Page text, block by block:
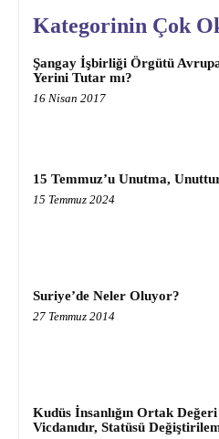
Kategorinin Çok
Şangay İşbirliği Örgütü
Yerini Tutar mı?
16 Nisan 2017
15 Temmuz’u Unutma,
15 Temmuz 2024
Suriye’de Neler Oluyor?
27 Temmuz 2014
Kudüs İnsanlığın Ortak
Vicdanıdır, Statüsü